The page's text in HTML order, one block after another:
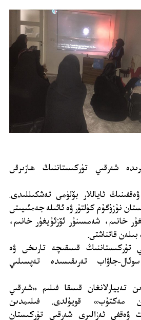
شەرقىي تۈركىستاننىڭ ھازىرقى
ئاياللار بۆلۈمى تەشكىللىدى.
نۇزۇگۇم كۈلتۈر ۋە ئائىلە جەمئىيىتى
خانىم، شەمسىنۇر ئۆزئۇيغۇر خانىم،
قاتناشتى.
تۈركىستاننىڭ قىسقىچە تارىخى ۋە
جاۋاب تەرىقىسىدە تەپسىلىي
تەييارلانغان قىسقا فىلىم «شەرقىي
مەكتۇب» قويۇلدى. فىلىمدىن
ۋەقفى ئەزالىرى شەرقىي تۈركىستان